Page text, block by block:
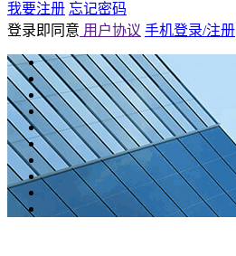
我要注册 忘记密码
登录即同意 用户协议 手机登录/注册